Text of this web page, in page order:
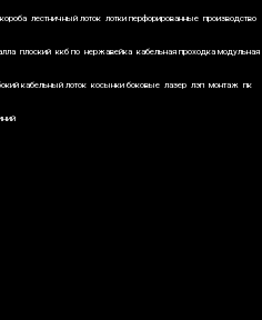
лестничный лоток лотки перфорированные производство
плоский ккб по нержавейка кабельная проходка модульная
кабельный лоток косынки боковые лазер лэп монтаж пк